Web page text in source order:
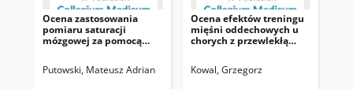
Ocena zastosowania
pomiaru saturacji
mózgowej za pomocą
resuscytacji krążeniowo-
Putowski, Mateusz Adrian
Ocena efektów treningu
mięśni oddechowych u
chorych z przewlekłą
otrzewnowo
Kowal, Grzegorz